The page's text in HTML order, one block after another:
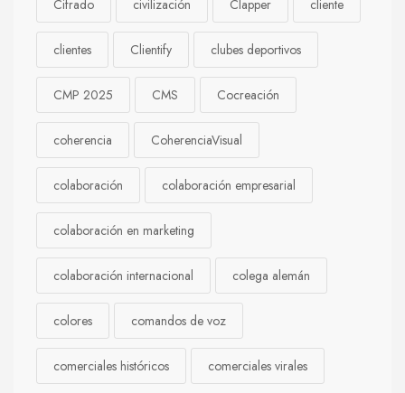
Cifrado civilización Clapper cliente
clientes Clientify clubes deportivos
CMP 2025 CMS Cocreación
coherencia CoherenciaVisual
colaboración colaboración empresarial
colaboración en marketing
colaboración internacional colega alemán
colores comandos de voz
comerciales históricos comerciales virales